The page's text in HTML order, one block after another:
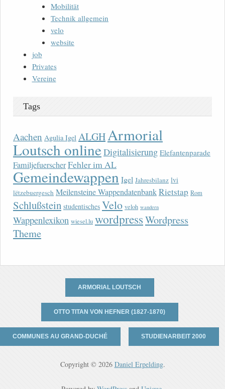
Mobilität
Technik allgemein
velo
website
job
Privates
Vereine
Tags
Aachen Agulia Igel ALGHArmorial
Loutsch onlineDigitalisierung Elefantenparade
FamiljefuerscherFehler im AL
Gemeindewappen Igel Jahresbilanz lvi
lëtzebuergesch Meilensteine WappendatenbankRietstap Rom
Schlußstein studentisches Velo veloh wandern
Wappenlexikon wiesel.lu wordpressWordpress
Theme
ARMORIAL LOUTSCH
OTTO TITAN VON HEFNER (1827-1870)
COMMUNES AU GRAND-DUCHÉ STUDIENARBEIT 2000
Copyright © 2026 Daniel Erpelding.